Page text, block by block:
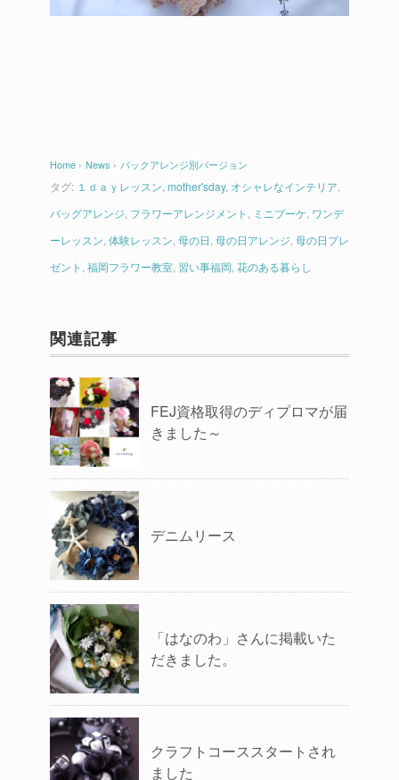
Home › News › バックアレンジ別バージョン
タグ: １ｄａｙレッスン mother'sday, オシャレなインテリア
バッグアレンジ フラワーアレンジメント ミニブーケ ワンデ
ーレッスン 体験レッスン 母の日 母の日アレンジ 母の日プレ
ゼント 福岡フラワー教室 習い事福岡 花のある暮らし
関連記事
FEJ資格取得のディプロマが届
きました～
デニムリース
「はなのわ」さんに掲載いた
だきました。
クラフトコーススタートされ
ました